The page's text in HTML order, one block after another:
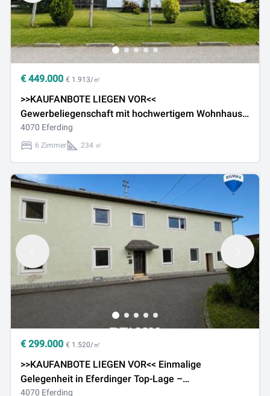
€ 449.000 € 1.913/㎡
>>KAUFANBOTE LIEGEN VOR<<
Gewerbeliegenschaft mit hochwertigem Wohnhaus
und großzügigen Freiflächen in Pupping
4070 Eferding
6 Zimmer 234 ㎡
€ 299.000 € 1.520/㎡
>>KAUFANBOTE LIEGEN VOR<< Einmalige
Gelegenheit in Eferdinger Top-Lage –
Einfamilienhaus mit großem Garten
4070 Eferding